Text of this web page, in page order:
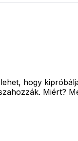
hogy
Miért?